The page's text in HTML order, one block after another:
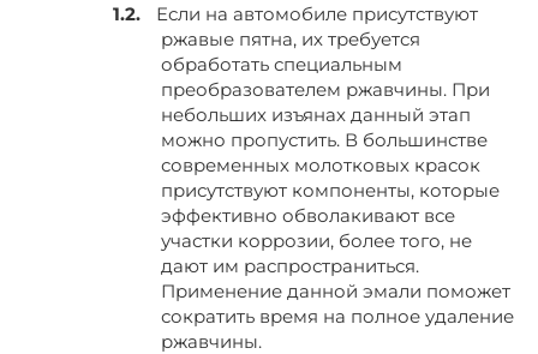
Если на автомобиле присутствуют
ржавые пятна, их требуется
обработать специальным
преобразователем ржавчины. При
небольших изъянах данный этап
можно пропустить. В большинстве
современных молотковых красок
присутствуют компоненты, которые
эффективно обволакивают все
участки коррозии, более того, не
дают им распространиться.
Применение данной эмали поможет
сократить время на полное удаление
ржавчины.